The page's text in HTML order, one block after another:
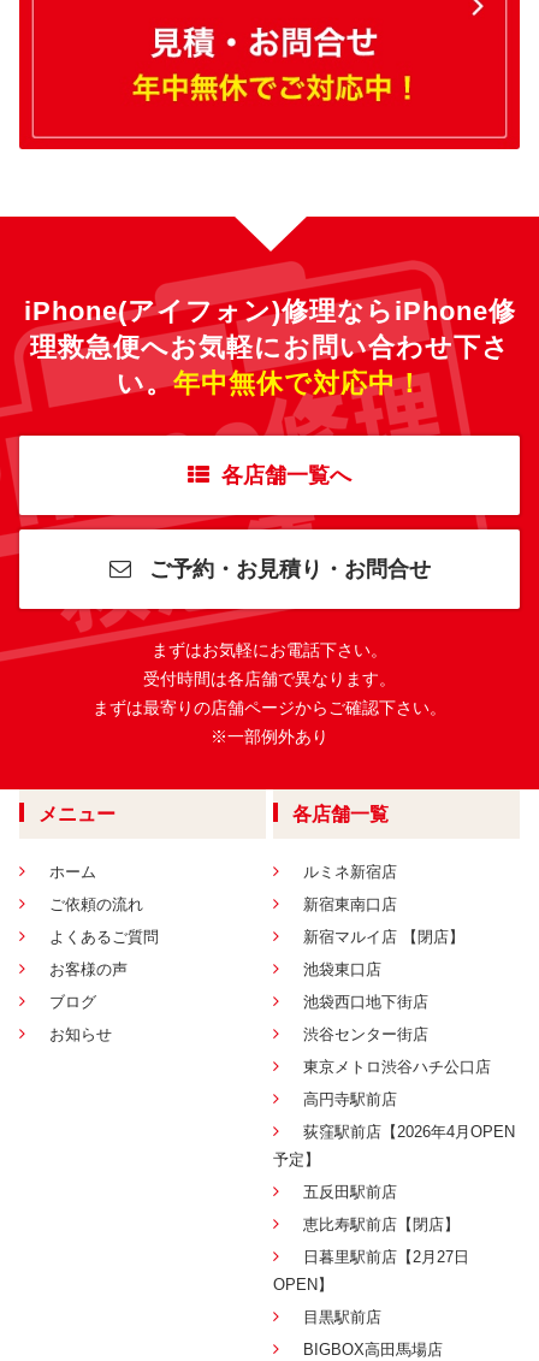
iPhone(アイフォン)修理ならiPhone修
理救急便へお気軽にお問い合わせ下さ
い。年中無休で対応中！
各店舗一覧へ
ご予約・お見積り・お問合せ
まずはお気軽にお電話下さい。
受付時間は各店舗で異なります。
まずは最寄りの店舗ページからご確認下さい。
※一部例外あり
メニュー
ホーム
ご依頼の流れ
よくあるご質問
お客様の声
ブログ
お知らせ
各店舗一覧
ルミネ新宿店
新宿東南口店
新宿マルイ店 【閉店】
池袋東口店
池袋西口地下街店
渋谷センター街店
東京メトロ渋谷ハチ公口店
高円寺駅前店
荻窪駅前店【2026年4月OPEN
予定】
五反田駅前店
恵比寿駅前店【閉店】
日暮里駅前店【2月27日
OPEN】
目黒駅前店
BIGBOX高田馬場店